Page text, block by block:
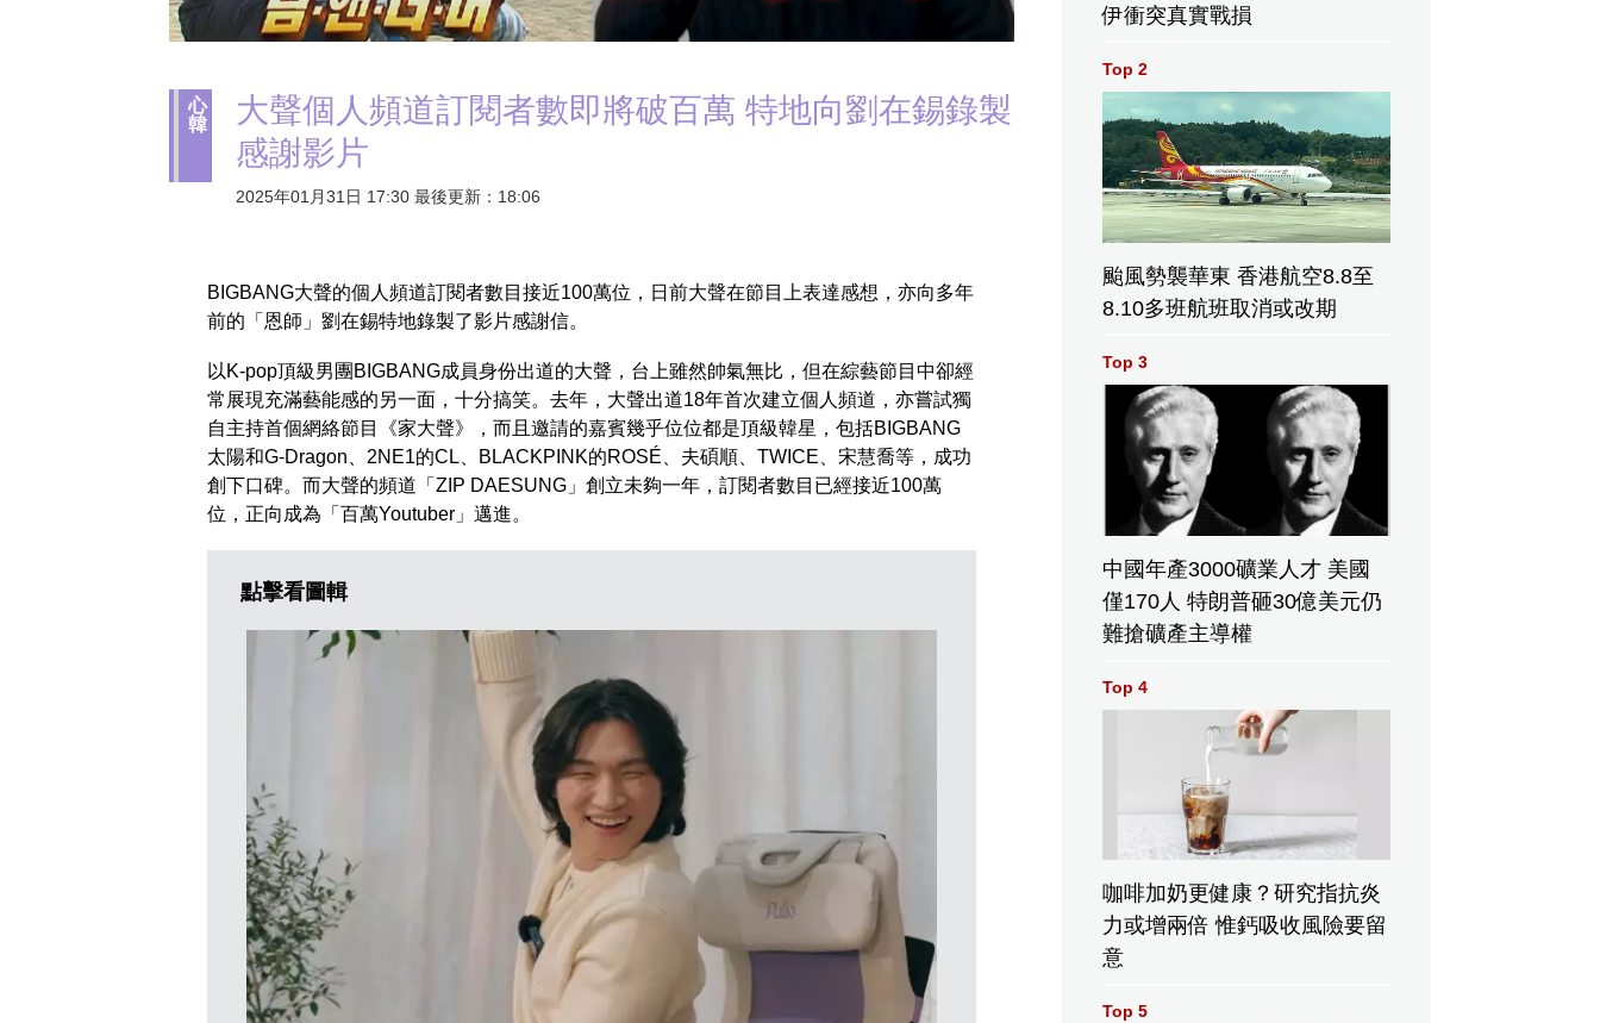
心
韓
大聲個人頻道訂閱者數即將破百萬 特地向劉在錫錄製
感謝影片
2025年01月31日 17:30 最後更新：18:06
BIGBANG大聲的個人頻道訂閱者數目接近100萬位，日前大聲在節目上表達感想，亦向多年
前的「恩師」劉在錫特地錄製了影片感謝信。
以K-pop頂級男團BIGBANG成員身份出道的大聲，台上雖然帥氣無比，但在綜藝節目中卻經
常展現充滿藝能感的另一面，十分搞笑。去年，大聲出道18年首次建立個人頻道，亦嘗試獨
自主持首個網絡節目《家大聲》，而且邀請的嘉賓幾乎位位都是頂級韓星，包括BIGBANG
太陽和G-Dragon、2NE1的CL、BLACKPINK的ROSÉ、夫碩順、TWICE、宋慧喬等，成功
創下口碑。而大聲的頻道「ZIP DAESUNG」創立未夠一年，訂閱者數目已經接近100萬
位，正向成為「百萬Youtuber」邁進。
點擊看圖輯
伊衝突真實戰損
Top 2
颱風勢襲華東 香港航空8.8至
8.10多班航班取消或改期
Top 3
中國年產3000礦業人才 美國
僅170人 特朗普砸30億美元仍
難搶礦產主導權
Top 4
咖啡加奶更健康？研究指抗炎
力或增兩倍 惟鈣吸收風險要留
意
Top 5